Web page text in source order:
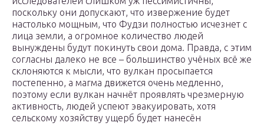
поскольку они допускают, что извержение будет
настолько мощным, что Фудзи полностью исчезнет с
лица земли, а огромное количество людей
вынуждены будут покинуть свои дома. Правда, с этим
согласны далеко не все – большинство учёных всё же
склоняются к мысли, что вулкан просыпается
постепенно, а магма движется очень медленно,
поэтому если вулкан начнёт проявлять чрезмерную
активность, людей успеют эвакуировать, хотя
сельскому хозяйству ущерб будет нанесён